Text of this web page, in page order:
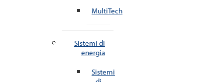
MultiTech
Sistemi di
energia
Sistemi